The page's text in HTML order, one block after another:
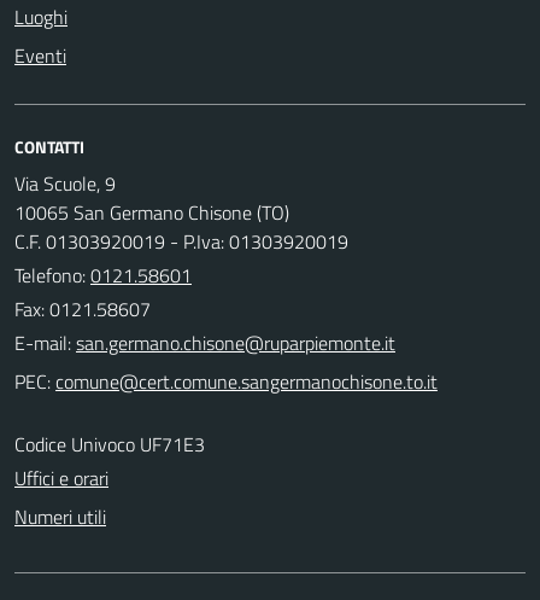
Luoghi
Eventi
CONTATTI
Via Scuole, 9
10065 San Germano Chisone (TO)
C.F. 01303920019 - P.Iva: 01303920019
Telefono:0121.58601
Fax: 0121.58607
E-mail:
PEC:
Codice Univoco UF71E3
Uffici e orari
Numeri utili